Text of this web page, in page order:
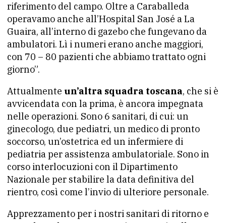
riferimento del campo. Oltre a Caraballeda
operavamo anche all’Hospital San José a La
Guaira, all’interno di gazebo che fungevano da
ambulatori. Lì i numeri erano anche maggiori,
con 70 – 80 pazienti che abbiamo trattato ogni
giorno”.
Attualmente un’altra squadra toscana, che si è
avvicendata con la prima, è ancora impegnata
nelle operazioni. Sono 6 sanitari, di cui: un
ginecologo, due pediatri, un medico di pronto
soccorso, un’ostetrica ed un infermiere di
pediatria per assistenza ambulatoriale. Sono in
corso interlocuzioni con il Dipartimento
Nazionale per stabilire la data definitiva del
rientro, così come l’invio di ulteriore personale.
Apprezzamento per i nostri sanitari di ritorno e